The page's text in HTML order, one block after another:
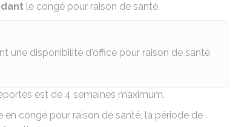
le congé pour raison de santé.
une disponibilité d'office pour raison de santé
est de 4 semaines maximum.
en congé pour raison de santé, la période de